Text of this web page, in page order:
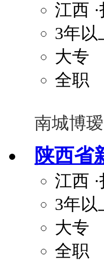
江西
3年以
大专
全职
南城博
陕西省
江西
3年以
大专
全职